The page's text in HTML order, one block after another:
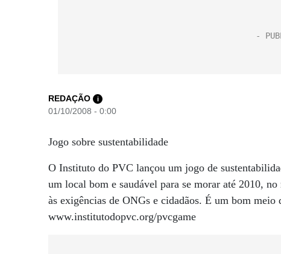
REDAÇÃO i
01/10/2008 - 0:00
Jogo sobre sustentabilidade
O Instituto do PVC lançou um jogo de
um local bom e saudável para se morar até 2010,
às exigências de ONGs e cidadãos. É um bom
www.institutodopvc.org/pvcgame